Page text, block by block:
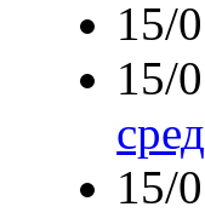
15/
15/
15/